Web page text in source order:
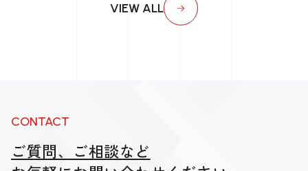
VIEW ALL
CONTACT
ご質問、ご相談など